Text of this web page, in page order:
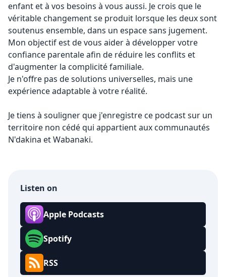
enfant et à vos besoins à vous aussi. Je crois que le
véritable changement se produit lorsque les deux sont
soutenus ensemble, dans un espace sans jugement.
Mon objectif est de vous aider à développer votre
confiance parentale afin de réduire les conflits et
d'augmenter la complicité familiale.
Je n'offre pas de solutions universelles, mais une
expérience adaptable à votre réalité.
Je tiens à souligner que j'enregistre ce podcast sur un
territoire non cédé qui appartient aux communautés
N'dakina et Wabanaki.
Listen on
Apple Podcasts
Spotify
RSS